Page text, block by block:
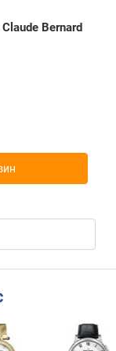
Claude Bernard